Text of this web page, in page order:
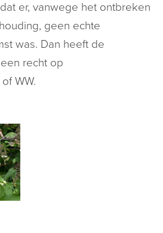
er, vanwege het ontbreken
geen echte
was. Dan heeft de
recht op
WW.